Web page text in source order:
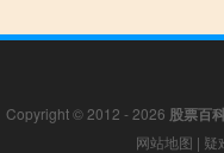
Copyright © 2012 - 2026 股票百
网站地图 | 疑